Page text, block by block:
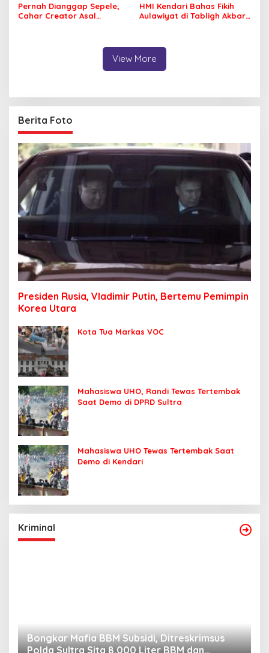
Pernah Dianggap Sepele,
Cahar Creator Asal
HMI Kendari Bahas Fikih
Aulawiyat di Tabligh Akbar
View More
Berita Foto
Presiden Rusia, Vladimir Putin, Bertemu Pemimpin
Korea Utara
Kota Tua Markas VOC
Mahasiswa UHO, Randi Tewas Tertembak
Saat Demo di DPRD Sultra
Mahasiswa UHO Tewas Tertembak Saat
Demo di Kendari
Kriminal
Bongkar Mafia BBM Subsidi, Ditreskrimsus
Polda Sultra Sita 8.000 Liter BBM dan